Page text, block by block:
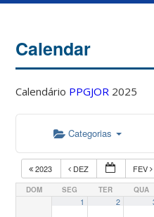
Calendar
Calendário PPGJOR 2025
Categorias
2023 DEZ FEV
DOM SEG TER QUA
1 2